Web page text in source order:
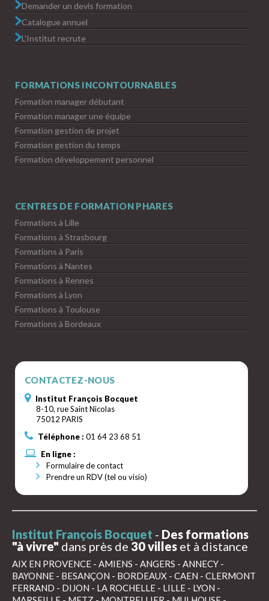
Demander un devis formation
Catalogue annuel
L’Institut recrute
FORMATIONS INCONTOURNABLES
Formation manager débutant
Formation manager une équipe
Formation gestion de projet
Formation gestion du temps
Formation développement personnel
CENTRES DE FORMATION PHARES
Formations à Lille
Formations à Strasbourg
Formations à Paris
Formations à Nantes
Formations à Rennes
Formations à Lyon
Formations à Toulouse
Formations à Bordeaux
CONTACTEZ-NOUS
Institut François Bocquet
8-10, rue Saint Nicolas
75012 PARIS
Téléphone : 01 64 23 68 51
En ligne :
Formulaire de contact
Prendre un RDV (tel ou visio)
Institut François Bocquet - Des formations
"à vivre" dans près de 30 villes et à distance
AIX EN PROVENCE - AMIENS - ANGERS - ANNECY -
BAYONNE - BESANÇON - BORDEAUX - CAEN - CLERMONT
FERRAND - DIJON - LA ROCHELLE - LILLE - LYON -